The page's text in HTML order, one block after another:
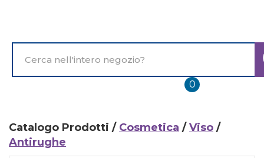
principale
Prodotto
0prodotti
inseriti
Catalogo Prodotti / Cosmetica /Viso /
Antirughe